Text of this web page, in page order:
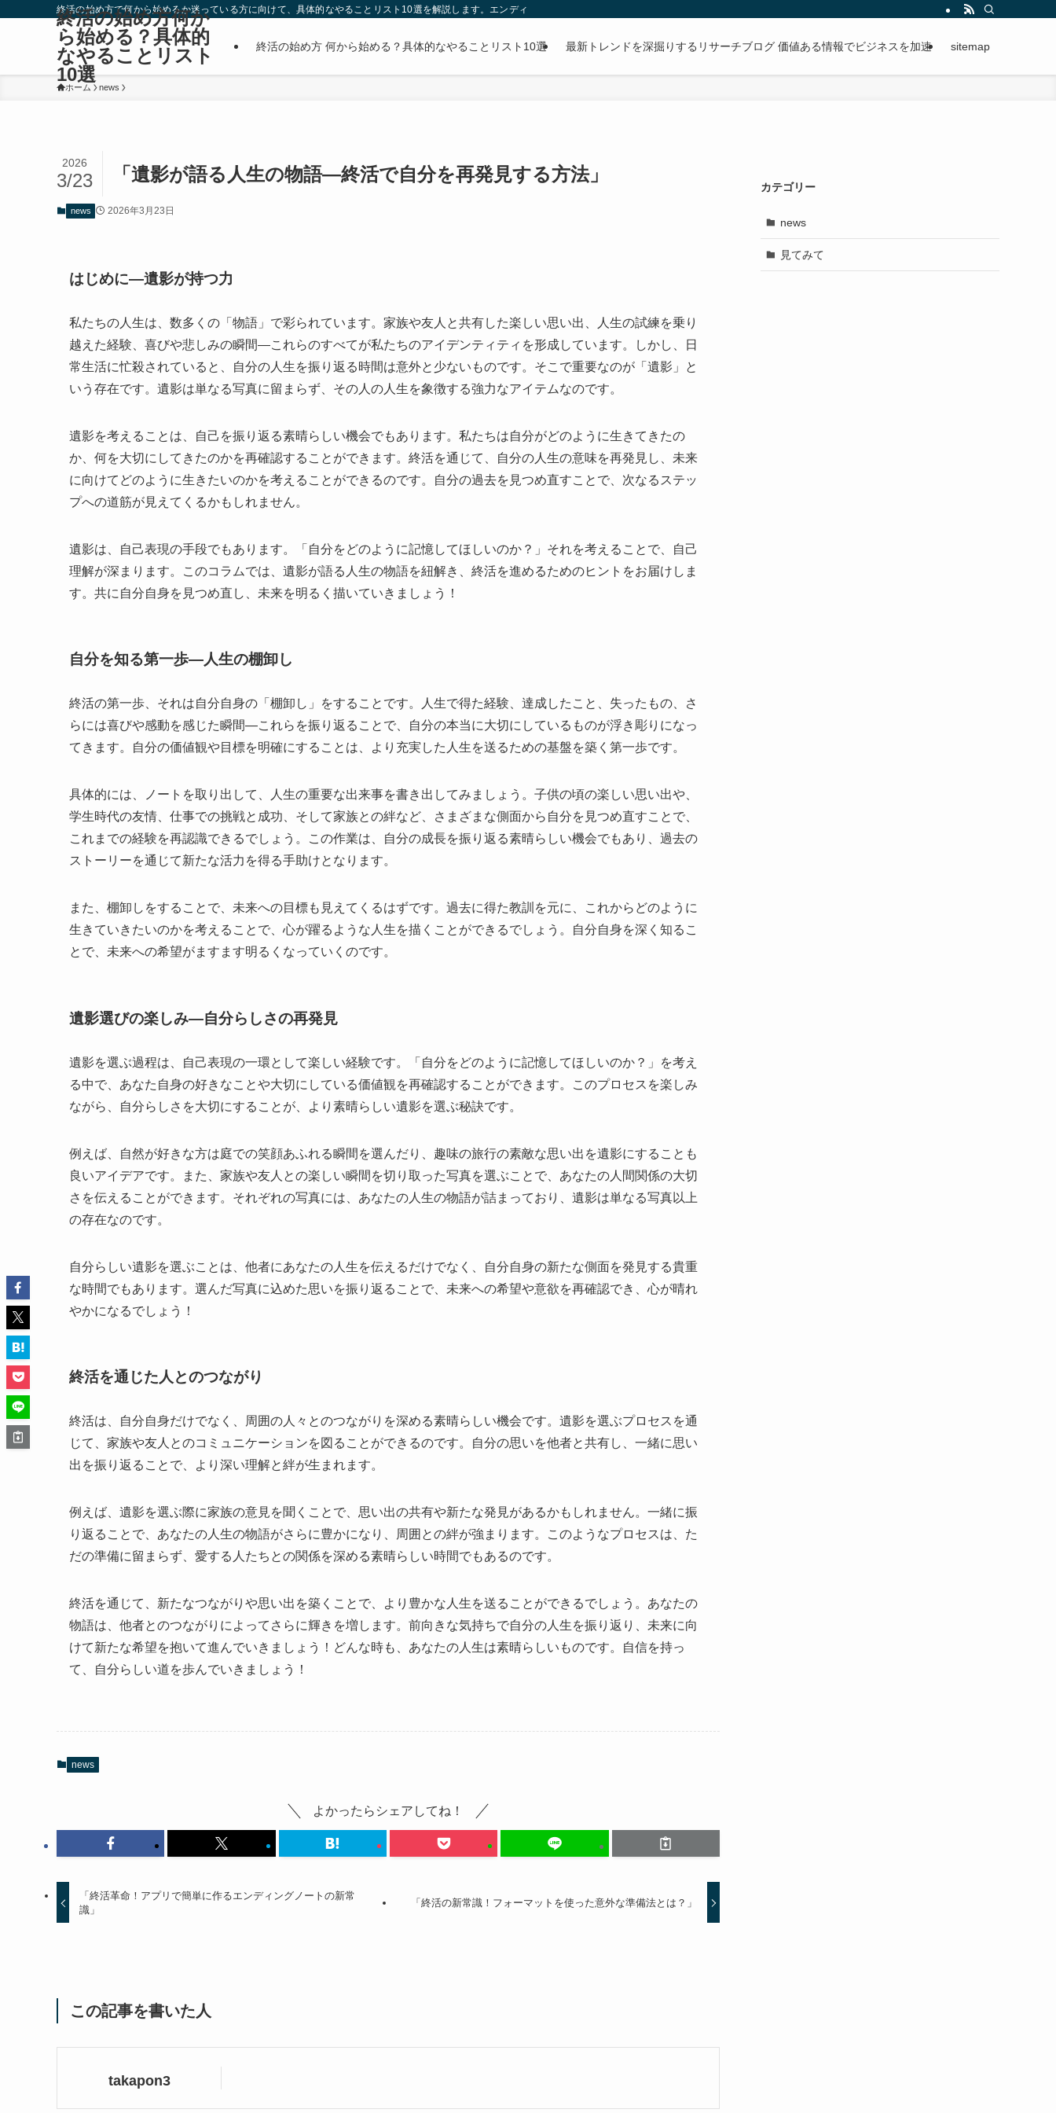
終活の始め方で何から始めるか迷っている方に向けて、具体的なやることリスト10選を解説します。エンディングノートの書き方から財産整理まで、段階的に進められる手順を紹介。
終活の始め方何か
ら始める？具体的
なやることリスト
10選
終活の始め方 何から始める？具体的なやることリスト10選 最新トレンドを深掘りするリサーチブログ 価値ある情報でビジネスを加速 sitemap
ホーム news
「遺影が語る人生の物語—終活で自分を再発見する方法」
2026
3/23
news 2026年3月23日
はじめに—遺影が持つ力
私たちの人生は、数多くの「物語」で彩られています。家族や友人と共有した楽しい思い出、人生の試練を乗り
越えた経験、喜びや悲しみの瞬間—これらのすべてが私たちのアイデンティティを形成しています。しかし、日
常生活に忙殺されていると、自分の人生を振り返る時間は意外と少ないものです。そこで重要なのが「遺影」と
いう存在です。遺影は単なる写真に留まらず、その人の人生を象徴する強力なアイテムなのです。
遺影を考えることは、自己を振り返る素晴らしい機会でもあります。私たちは自分がどのように生きてきたの
か、何を大切にしてきたのかを再確認することができます。終活を通じて、自分の人生の意味を再発見し、未来
に向けてどのように生きたいのかを考えることができるのです。自分の過去を見つめ直すことで、次なるステッ
プへの道筋が見えてくるかもしれません。
遺影は、自己表現の手段でもあります。「自分をどのように記憶してほしいのか？」それを考えることで、自己
理解が深まります。このコラムでは、遺影が語る人生の物語を紐解き、終活を進めるためのヒントをお届けしま
す。共に自分自身を見つめ直し、未来を明るく描いていきましょう！
自分を知る第一歩—人生の棚卸し
終活の第一歩、それは自分自身の「棚卸し」をすることです。人生で得た経験、達成したこと、失ったもの、さ
らには喜びや感動を感じた瞬間—これらを振り返ることで、自分の本当に大切にしているものが浮き彫りになっ
てきます。自分の価値観や目標を明確にすることは、より充実した人生を送るための基盤を築く第一歩です。
具体的には、ノートを取り出して、人生の重要な出来事を書き出してみましょう。子供の頃の楽しい思い出や、
学生時代の友情、仕事での挑戦と成功、そして家族との絆など、さまざまな側面から自分を見つめ直すことで、
これまでの経験を再認識できるでしょう。この作業は、自分の成長を振り返る素晴らしい機会でもあり、過去の
ストーリーを通じて新たな活力を得る手助けとなります。
また、棚卸しをすることで、未来への目標も見えてくるはずです。過去に得た教訓を元に、これからどのように
生きていきたいのかを考えることで、心が躍るような人生を描くことができるでしょう。自分自身を深く知るこ
とで、未来への希望がますます明るくなっていくのです。
遺影選びの楽しみ—自分らしさの再発見
遺影を選ぶ過程は、自己表現の一環として楽しい経験です。「自分をどのように記憶してほしいのか？」を考え
る中で、あなた自身の好きなことや大切にしている価値観を再確認することができます。このプロセスを楽しみ
ながら、自分らしさを大切にすることが、より素晴らしい遺影を選ぶ秘訣です。
例えば、自然が好きな方は庭での笑顔あふれる瞬間を選んだり、趣味の旅行の素敵な思い出を遺影にすることも
良いアイデアです。また、家族や友人との楽しい瞬間を切り取った写真を選ぶことで、あなたの人間関係の大切
さを伝えることができます。それぞれの写真には、あなたの人生の物語が詰まっており、遺影は単なる写真以上
の存在なのです。
自分らしい遺影を選ぶことは、他者にあなたの人生を伝えるだけでなく、自分自身の新たな側面を発見する貴重
な時間でもあります。選んだ写真に込めた思いを振り返ることで、未来への希望や意欲を再確認でき、心が晴れ
やかになるでしょう！
終活を通じた人とのつながり
終活は、自分自身だけでなく、周囲の人々とのつながりを深める素晴らしい機会です。遺影を選ぶプロセスを通
じて、家族や友人とのコミュニケーションを図ることができるのです。自分の思いを他者と共有し、一緒に思い
出を振り返ることで、より深い理解と絆が生まれます。
例えば、遺影を選ぶ際に家族の意見を聞くことで、思い出の共有や新たな発見があるかもしれません。一緒に振
り返ることで、あなたの人生の物語がさらに豊かになり、周囲との絆が強まります。このようなプロセスは、た
だの準備に留まらず、愛する人たちとの関係を深める素晴らしい時間でもあるのです。
終活を通じて、新たなつながりや思い出を築くことで、より豊かな人生を送ることができるでしょう。あなたの
物語は、他者とのつながりによってさらに輝きを増します。前向きな気持ちで自分の人生を振り返り、未来に向
けて新たな希望を抱いて進んでいきましょう！どんな時も、あなたの人生は素晴らしいものです。自信を持っ
て、自分らしい道を歩んでいきましょう！
news
よかったらシェアしてね！
「終活革命！アプリで簡単に作るエンディングノートの新常
識」
「終活の新常識！フォーマットを使った意外な準備法とは？」
この記事を書いた人
takapon3
カテゴリー
news
見てみて